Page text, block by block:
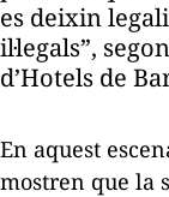
es deixin
il·legals”,
d’Hotels de
En aquest
mostren que la